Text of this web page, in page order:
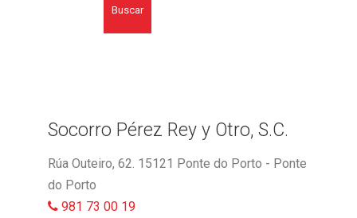
Buscar
Socorro Pérez Rey y Otro, S.C.
Rúa Outeiro, 62. 15121 Ponte do Porto - Ponte
do Porto
981 73 00 19